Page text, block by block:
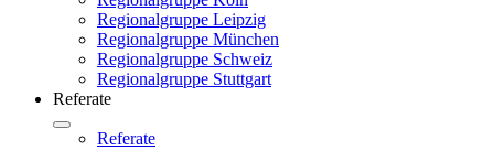
Regionalgruppe Leipzig
Regionalgruppe München
Regionalgruppe Schweiz
Regionalgruppe Stuttgart
Referate
Referate